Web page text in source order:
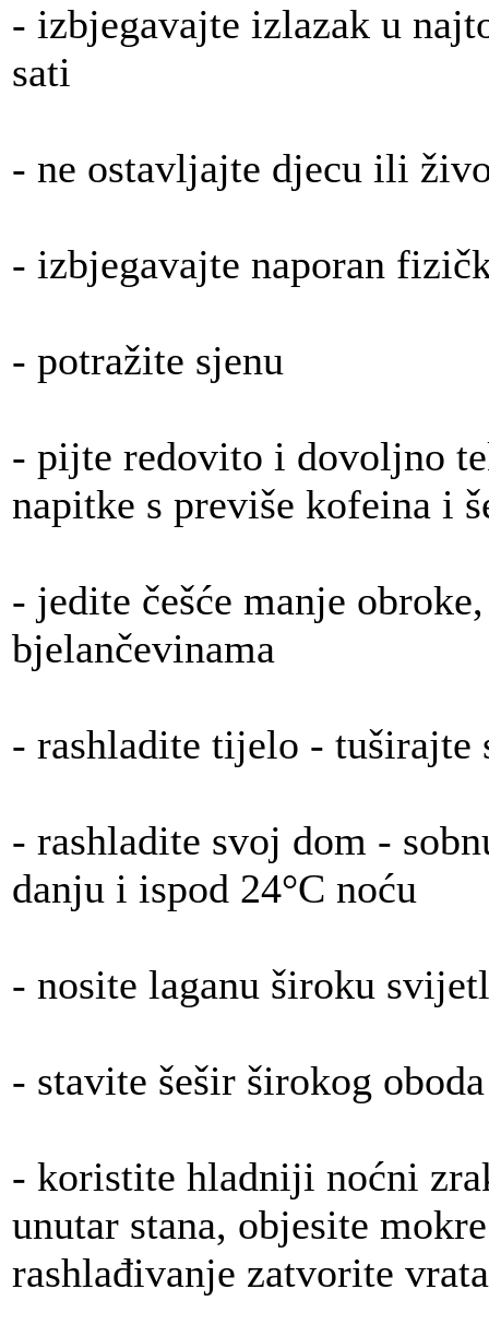
- izbjegavajte izlazak u
sati
- ne ostavljajte djecu ili
- izbjegavajte naporan
- potražite sjenu
- pijte redovito i dovoljno
napitke s previše kofeina i
- jedite češće manje
bjelančevinama
- rashladite tijelo -
- rashladite svoj dom -
danju i ispod 24°C noću
- nosite laganu široku
- stavite šešir širokog
- koristite hladniji noćni
unutar stana, objesite
rashlađivanje zatvorite